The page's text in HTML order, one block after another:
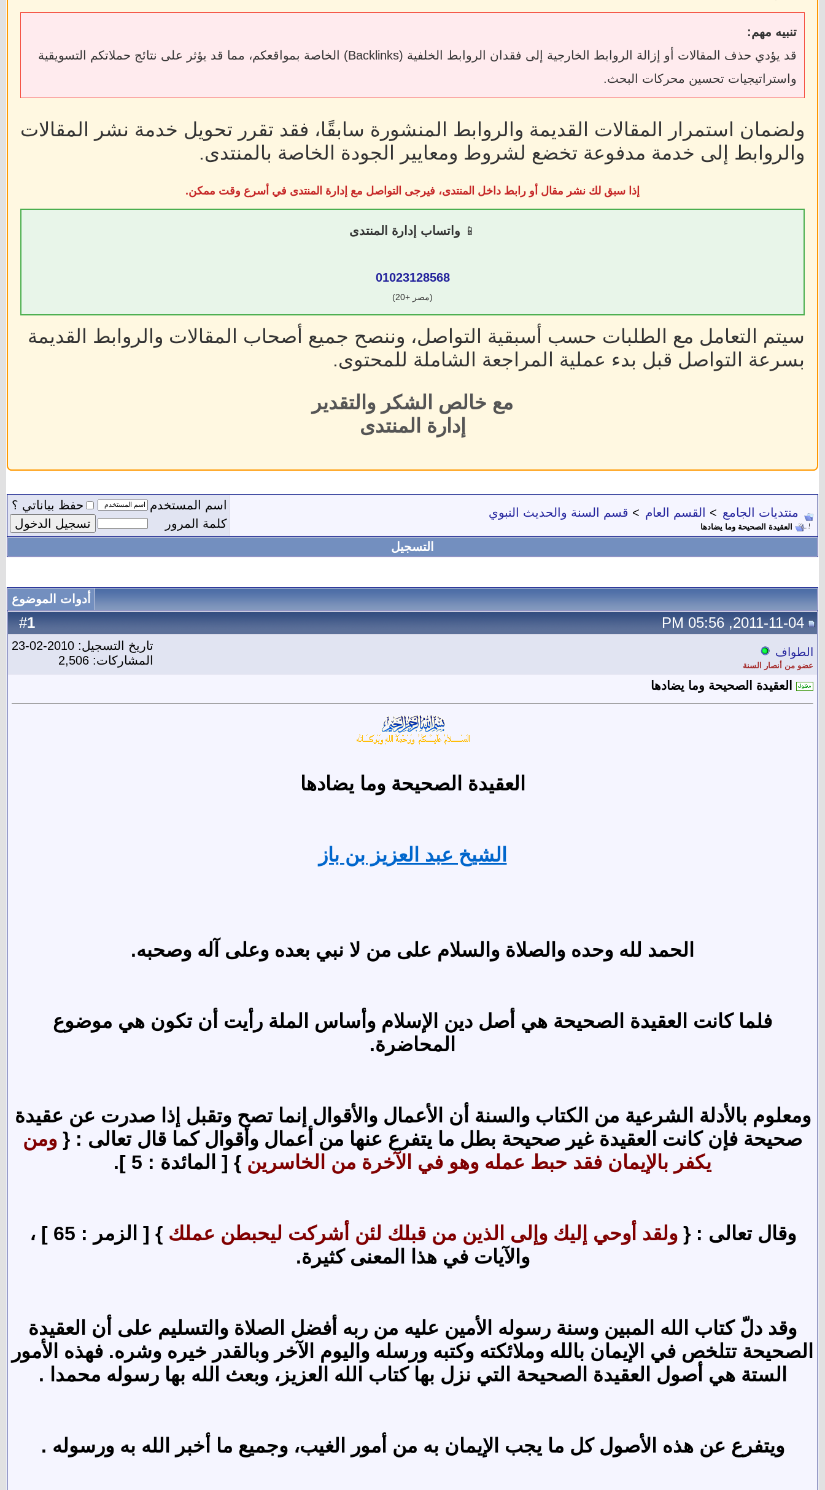
تنبيه مهم:
قد يؤدي حذف المقالات أو إزالة الروابط الخارجية إلى فقدان الروابط الخلفية (Backlinks) الخاصة بمواقعكم، مما قد يؤثر على نتائج حملاتكم التسويقية
واستراتيجيات تحسين محركات البحث.
ولضمان استمرار المقالات القديمة والروابط المنشورة سابقًا، فقد تقرر تحويل خدمة نشر المقالات
والروابط إلى خدمة مدفوعة تخضع لشروط ومعايير الجودة الخاصة بالمنتدى.
إذا سبق لك نشر مقال أو رابط داخل المنتدى، فيرجى التواصل مع إدارة المنتدى في أسرع وقت ممكن.
📱 واتساب إدارة المنتدى
01023128568
(مصر +20)
سيتم التعامل مع الطلبات حسب أسبقية التواصل، وننصح جميع أصحاب المقالات والروابط القديمة
بسرعة التواصل قبل بدء عملية المراجعة الشاملة للمحتوى.
مع خالص الشكر والتقدير
إدارة المنتدى
منتديات الجامع > القسم العام > قسم السنة والحديث النبوي
العقيدة الصحيحة وما يضادها
اسم المستخدم
حفظ بياناتي ؟
كلمة المرور
التسجيل
أدوات الموضوع
#
1 2011-11-04, 05:56 PM
الطواف
عضو من أنصار السنة
تاريخ التسجيل: 2010-02-23
المشاركات: 2,506
العقيدة الصحيحة وما يضادها
العقيدة الصحيحة وما يضادها
الشيخ عبد العزيز بن باز
الحمد لله وحده والصلاة والسلام على من لا نبي بعده وعلى آله وصحبه.
فلما كانت العقيدة الصحيحة هي أصل دين الإسلام وأساس الملة رأيت أن تكون هي موضوع
المحاضرة.
ومعلوم بالأدلة الشرعية من الكتاب والسنة أن الأعمال والأقوال إنما تصح وتقبل إذا صدرت عن عقيدة
صحيحة فإن كانت العقيدة غير صحيحة بطل ما يتفرع عنها من أعمال وأقوال كما قال تعالى : { ومن
يكفر بالإيمان فقد حبط عمله وهو في الآخرة من الخاسرين } [ المائدة : 5 ].
وقال تعالى : {ولقد أوحي إليك وإلى الذين من قبلك لئن أشركت ليحبطن عملك
} [ الزمر : 65 ] ،
والآيات في هذا المعنى كثيرة.
وقد دلّ كتاب الله المبين وسنة رسوله الأمين عليه من ربه أفضل الصلاة والتسليم على أن العقيدة
الصحيحة تتلخص في الإيمان بالله وملائكته وكتبه ورسله واليوم الآخر وبالقدر خيره وشره. فهذه الأمور
الستة هي أصول العقيدة الصحيحة التي نزل بها كتاب الله العزيز، وبعث الله بها رسوله محمدا .
ويتفرع عن هذه الأصول كل ما يجب الإيمان به من أمور الغيب، وجميع ما أخبر الله به ورسوله .